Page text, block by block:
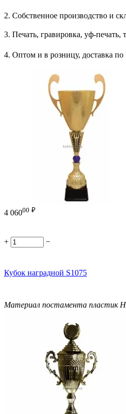
2. Собственное производство и
3. Печать, гравировка, уф-печать,
4. Оптом и в розницу, доставка
4 06000 ₽
+ −
Кубок наградной S1075
Материал постамента пластик